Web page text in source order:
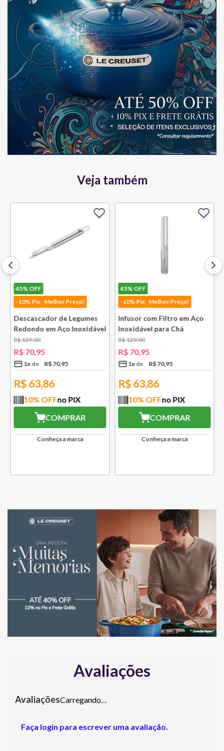
Veja também
45% OFF
-10% Pix Melhor Preço!
Descascador de Legumes
Redondo em Aço Inoxidável
131 mm Bsf
R$129,00
R$ 70,95
1x R$70,95
R$ 63,86
10% OFFno PIX
COMPRAR
Conheça a marca
45% OFF
-10% Pix Melhor Preço!
Infusor com Filtro em Aço
Inoxidável para Chá
Lausanne Bsf
R$129,00
R$ 70,95
1x R$70,95
R$ 63,86
10% OFFno PIX
COMPRAR
Conheça a marca
Avaliações
Carregando…
Faça login para escrever uma avaliação.